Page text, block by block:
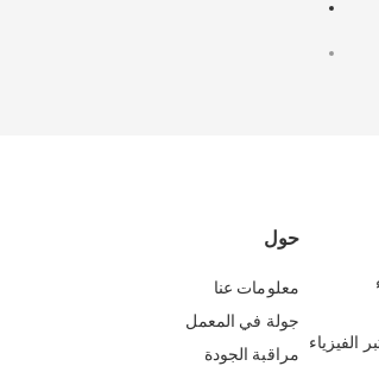
حول
معلومات عنا
جولة في المعمل
مراقبة الجودة
الفيزياء